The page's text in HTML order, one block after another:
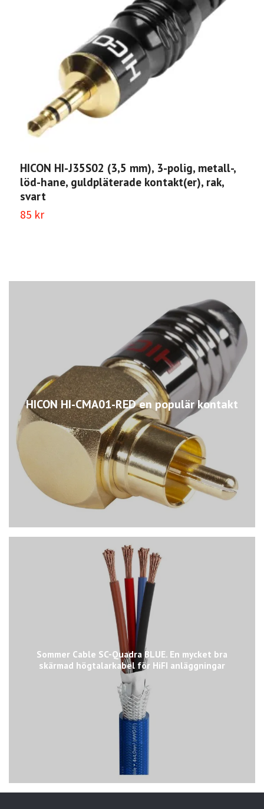
HICON HI-CMA01-RED en populär kontakt
Sommer Cable SC-Quadra BLUE. En mycket bra
skärmad högtalarkabel för HiFI anläggningar
HICON HI-J35S02 (3,5 mm), 3-polig, metall-,
löd-hane, guldpläterade kontakt(er), rak,
svart
85 kr